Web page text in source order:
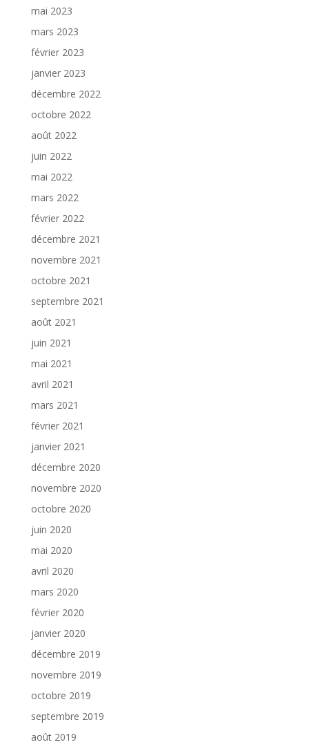
mai 2023
mars 2023
février 2023
janvier 2023
décembre 2022
octobre 2022
août 2022
juin 2022
mai 2022
mars 2022
février 2022
décembre 2021
novembre 2021
octobre 2021
septembre 2021
août 2021
juin 2021
mai 2021
avril 2021
mars 2021
février 2021
janvier 2021
décembre 2020
novembre 2020
octobre 2020
juin 2020
mai 2020
avril 2020
mars 2020
février 2020
janvier 2020
décembre 2019
novembre 2019
octobre 2019
septembre 2019
août 2019